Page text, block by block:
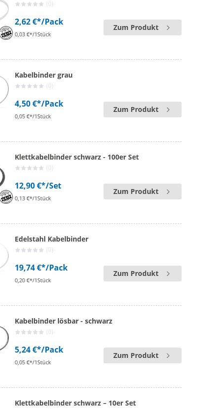
(0)
2,62 €*/Pack
0,03 €*/1Stück
Zum Produkt
Kabelbinder grau
(0)
4,50 €*/Pack
0,05 €*/1Stück
Zum Produkt
Klettkabelbinder schwarz - 100er Set
(0)
12,90 €*/Set
0,13 €*/1Stück
Zum Produkt
Edelstahl Kabelbinder
(0)
19,74 €*/Pack
0,20 €*/1Stück
Zum Produkt
Kabelbinder lösbar - schwarz
(0)
5,24 €*/Pack
0,05 €*/1Stück
Zum Produkt
Klettkabelbinder schwarz – 10er Set